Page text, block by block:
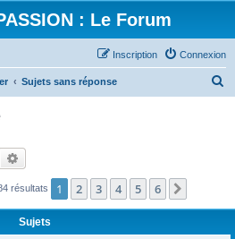
: Le Forum
Connexion
Inscription
Sujets sans réponse
c
Rechercher
résultats 1 2 3 4 5 6
Sujets